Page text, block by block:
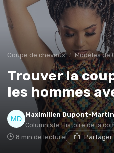
Coupe de cheveux Modèles de
Trouver la
les hommes
Maximilien Dupont-
Columniste Histoire de la
8 min de lecture Partager